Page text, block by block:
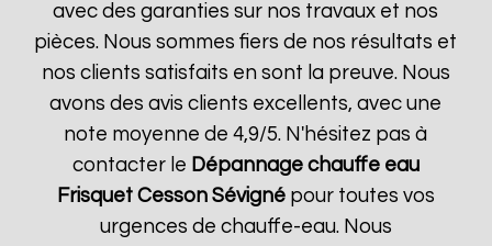
avec des garanties sur nos travaux et nos
pièces. Nous sommes fiers de nos résultats et
nos clients satisfaits en sont la preuve. Nous
avons des avis clients excellents, avec une
note moyenne de 4,9/5. N'hésitez pas à
contacter le Dépannage chauffe eau
Frisquet Cesson Sévignépour toutes vos
urgences de chauffe-eau. Nous